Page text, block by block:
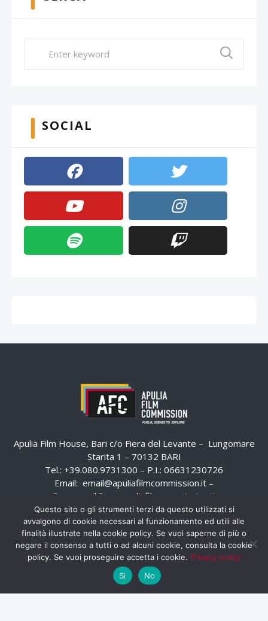
SOCIAL
Apulia Film House, Bari c/o Fiera del Levante – Lungomare
Starita 1 – 70132 BARI
Tel.: +39.080.9731300 – P.I.: 06631230726
Email: email@apuliafilmcommission.it –
Pec:
email@pec.apuliafilmcommission.it
Questo sito o gli strumenti terzi da questo utilizzati si
avvalgono di cookie necessari al funzionamento ed utili alle
finalità illustrate nella cookie policy. Se vuoi saperne di più o
negare il consenso a tutti o ad alcuni cookie, consulta la cookie
policy. Se vuoi proseguire accetta i cookie. Privacy policy
Si
No